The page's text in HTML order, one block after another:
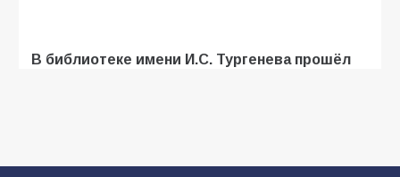
В библиотеке имени И.С. Тургенева прошёл